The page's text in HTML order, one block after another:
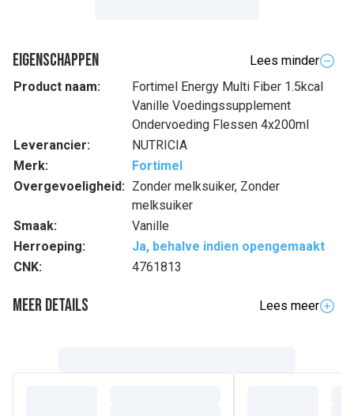
Eigenschappen
Lees minder
Product naam:
Fortimel Energy Multi Fiber 1.5kcal
Vanille Voedingssupplement
Ondervoeding Flessen 4x200ml
Leverancier:
NUTRICIA
Merk:
Fortimel
Overgevoeligheid: Zonder melksuiker, Zonder
melksuiker
Smaak:
Vanille
Herroeping:
Ja, behalve indien opengemaakt
CNK:
4761813
Meer details
Lees meer
• Per flesje van 200 ml: 308 kcal, 12 g eiwit, 4.4 g vezels